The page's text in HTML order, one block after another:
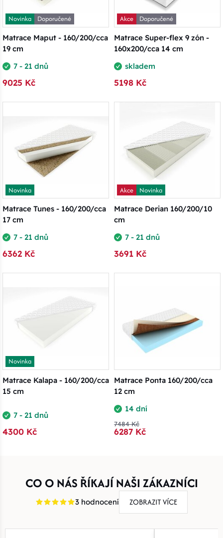
Novinka
Doporučené
Matrace Maput - 160/200/cca
19 cm
7 - 21 dnů
9025 Kč
Akce
Doporučené
Matrace Super-flex 9 zón -
160x200/cca 14 cm
skladem
5198 Kč
Novinka
Matrace Tunes - 160/200/cca
17 cm
7 - 21 dnů
6362 Kč
Akce
Novinka
Matrace Derian 160/200/10
cm
7 - 21 dnů
3691 Kč
Novinka
Matrace Kalapa - 160/200/cca
15 cm
7 - 21 dnů
4300 Kč
Matrace Ponta 160/200/cca
12 cm
14 dní
7484 Kč
6287 Kč
CO O NÁS ŘÍKAJÍ NAŠI ZÁKAZNÍCI
3 hodnocení ZOBRAZIT VÍCE